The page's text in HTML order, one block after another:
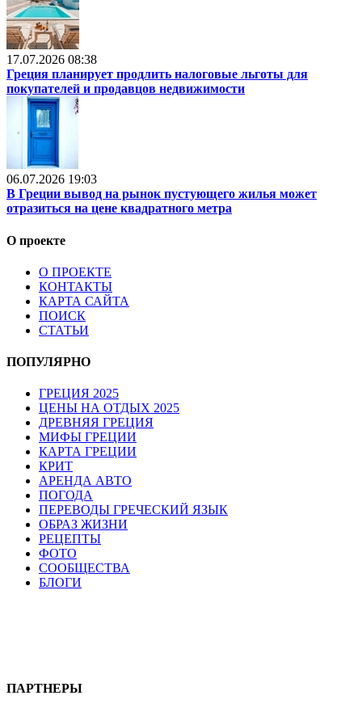
17.07.2026 08:38
Греция планирует продлить налоговые льготы для
покупателей и продавцов недвижимости
06.07.2026 19:03
В Греции вывод на рынок пустующего жилья может
отразиться на цене квадратного метра
О проекте
О ПРОЕКТЕ
КОНТАКТЫ
КАРТА САЙТА
ПОИСК
СТАТЬИ
ПОПУЛЯРНО
ГРЕЦИЯ 2025
ЦЕНЫ НА ОТДЫХ 2025
ДРЕВНЯЯ ГРЕЦИЯ
МИФЫ ГРЕЦИИ
КАРТА ГРЕЦИИ
КРИТ
АРЕНДА АВТО
ПОГОДА
ПЕРЕВОДЫ ГРЕЧЕСКИЙ ЯЗЫК
ОБРАЗ ЖИЗНИ
РЕЦЕПТЫ
ФОТО
СООБЩЕСТВА
БЛОГИ
ПАРТНЕРЫ